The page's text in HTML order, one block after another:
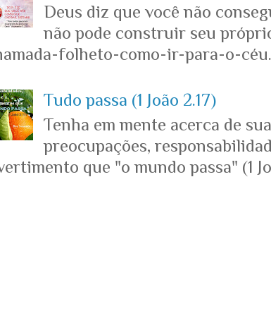
Deus diz que você não
não pode construir seu
folheto-como-ir-para-o-
Tudo passa (1 João 2.17)
Tenha em mente acerca de
preocupações,
que "o mundo passa" (1